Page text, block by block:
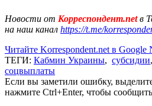
Новости от Корреспондент.netв
на наш канал https://t.me/
Читайте Korrespondent.net в Google
ТЕГИ: Кабмин Украины, субсидии,
соцвыплаты
Если вы заметили ошибку,
нажмите Ctrl+Enter, чтобы